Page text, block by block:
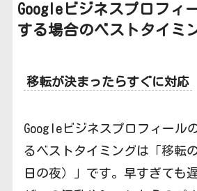
Googleビジネスプロフィ
する場合のベストタイミ
移転が決まったらすぐに対応
Googleビジネスプロフィール
るベストタイミングは「移転
日の夜）」です。早すぎても